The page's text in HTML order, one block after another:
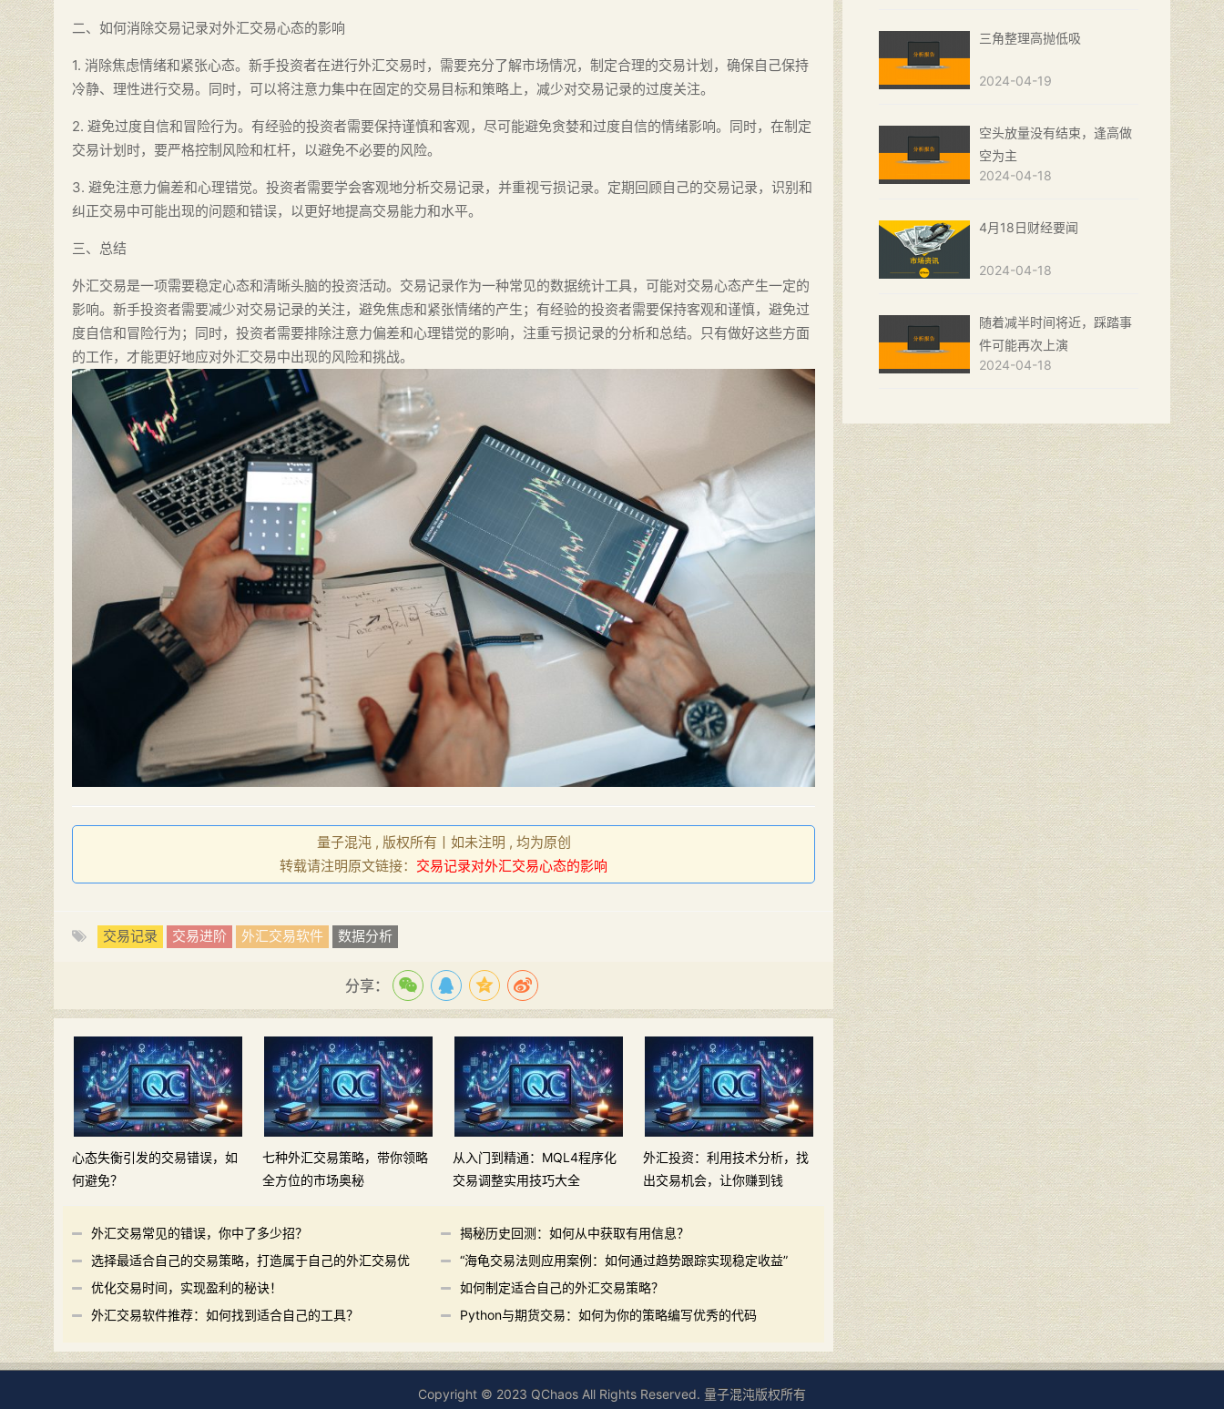
二、如何消除交易记录对外汇交易心态的影响
1. 消除焦虑情绪和紧张心态。新手投资者在进行外汇交易时，需要充分了解市场情况，制定合理的交易计划，确保自己保持
冷静、理性进行交易。同时，可以将注意力集中在固定的交易目标和策略上，减少对交易记录的过度关注。
2. 避免过度自信和冒险行为。有经验的投资者需要保持谨慎和客观，尽可能避免贪婪和过度自信的情绪影响。同时，在制定
交易计划时，要严格控制风险和杠杆，以避免不必要的风险。
3. 避免注意力偏差和心理错觉。投资者需要学会客观地分析交易记录，并重视亏损记录。定期回顾自己的交易记录，识别和
纠正交易中可能出现的问题和错误，以更好地提高交易能力和水平。
三、总结
外汇交易是一项需要稳定心态和清晰头脑的投资活动。交易记录作为一种常见的数据统计工具，可能对交易心态产生一定的
影响。新手投资者需要减少对交易记录的关注，避免焦虑和紧张情绪的产生；有经验的投资者需要保持客观和谨慎，避免过
度自信和冒险行为；同时，投资者需要排除注意力偏差和心理错觉的影响，注重亏损记录的分析和总结。只有做好这些方面
的工作，才能更好地应对外汇交易中出现的风险和挑战。
量子混沌 , 版权所有丨如未注明 , 均为原创
转载请注明原文链接： 交易记录对外汇交易心态的影响
交易记录 交易进阶 外汇交易软件 数据分析
分享：
心态失衡引发的交易错误，如
何避免？
七种外汇交易策略，带你领略
全方位的市场奥秘
从入门到精通：MQL4程序化
交易调整实用技巧大全
外汇投资：利用技术分析，找
出交易机会，让你赚到钱
外汇交易常见的错误，你中了多少招？
揭秘历史回测：如何从中获取有用信息？
选择最适合自己的交易策略，打造属于自己的外汇交易优
势
“海龟交易法则应用案例：如何通过趋势跟踪实现稳定收益”
优化交易时间，实现盈利的秘诀！
如何制定适合自己的外汇交易策略？
外汇交易软件推荐：如何找到适合自己的工具？
Python与期货交易：如何为你的策略编写优秀的代码
三角整理高抛低吸
2024-04-19
空头放量没有结束，逢高做
空为主
2024-04-18
4月18日财经要闻
2024-04-18
随着减半时间将近，踩踏事
件可能再次上演
2024-04-18
Copyright © 2023 QChaos All Rights Reserved. 量子混沌版权所有